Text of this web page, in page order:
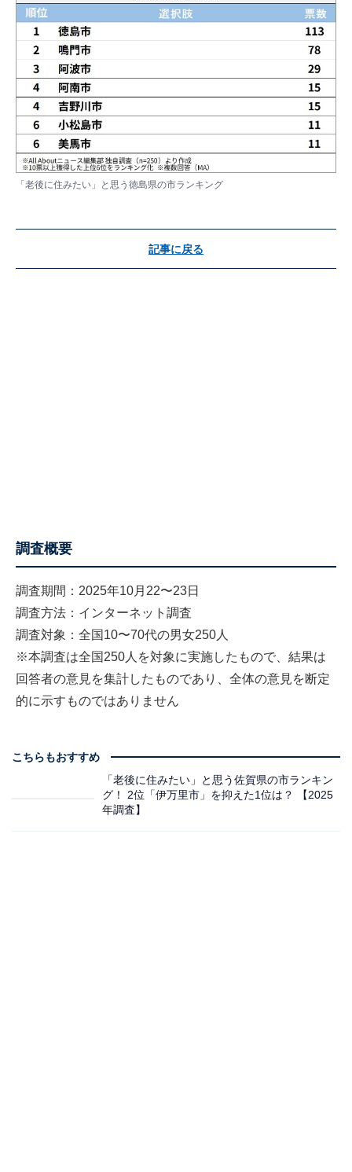
「老後に住みたい」と思う徳島県の市ランキング
記事に戻る
調査概要
調査期間：2025年10月22〜23日
調査方法：インターネット調査
調査対象：全国10〜70代の男女250人
※本調査は全国250人を対象に実施したもので、結果は
回答者の意見を集計したものであり、全体の意見を断定
的に示すものではありません
こちらもおすすめ
「老後に住みたい」と思う佐賀県の市ランキン
グ！ 2位「伊万里市」を抑えた1位は？ 【2025
年調査】